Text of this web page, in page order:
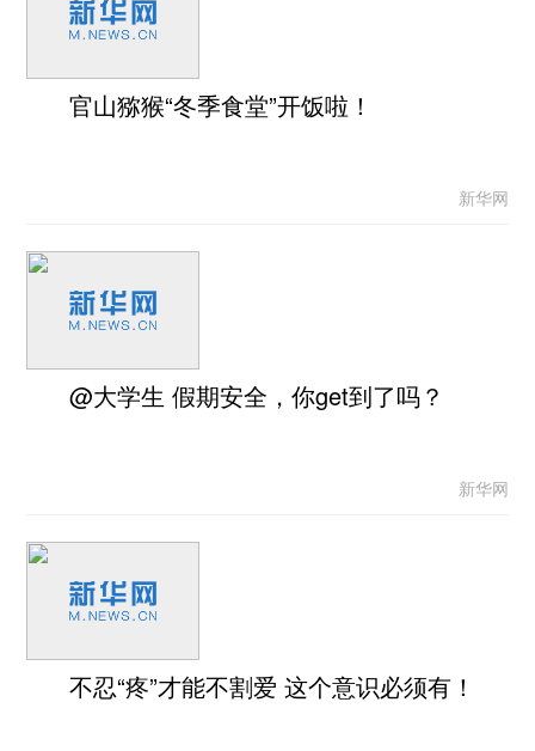
官山猕猴“冬季食堂”开饭啦！
新华网
@大学生 假期安全，你get到了吗？
新华网
不忍“疼”才能不割爱 这个意识必须有！